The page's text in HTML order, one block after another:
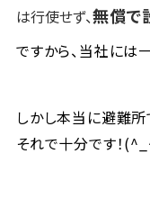
は行使せず、無償で
ですから、当社には
しかし本当に避難
それで十分です！